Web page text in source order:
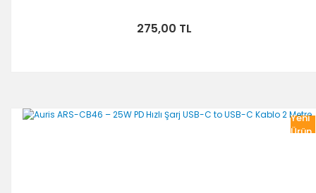
275,00 TL
Yeni
Ürün